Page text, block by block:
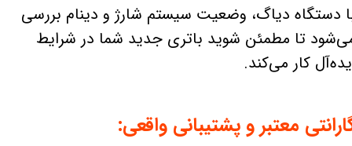
دستگاه دیاگ، وضعیت سیستم شارژ و دینام بررسی
تا مطمئن شوید باتری جدید شما در شرایط
کار می‌کند.
معتبر و پشتیبانی واقعی: